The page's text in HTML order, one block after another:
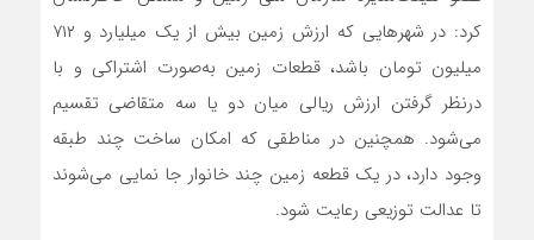
کرد: در شهرهایی که ارزش زمین بیش از یک میلیارد و ۷۱۲
میلیون تومان باشد، قطعات زمین به‌صورت اشتراکی و با
درنظر گرفتن ارزش ریالی میان دو یا سه متقاضی تقسیم
می‌شود. همچنین در مناطقی که امکان ساخت چند طبقه
وجود دارد، در یک قطعه زمین چند خانوار جا نمایی می‌شوند
تا عدالت توزیعی رعایت شود.